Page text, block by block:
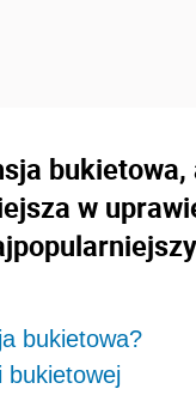
w
bukietowa?
bukietowej